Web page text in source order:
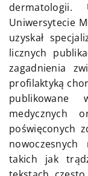
dermatologii.
Uniwersytecie
uzyskał
licznych
zagadnienia
profilaktyką
publikowane
medycznych
poświęconych
takich jak